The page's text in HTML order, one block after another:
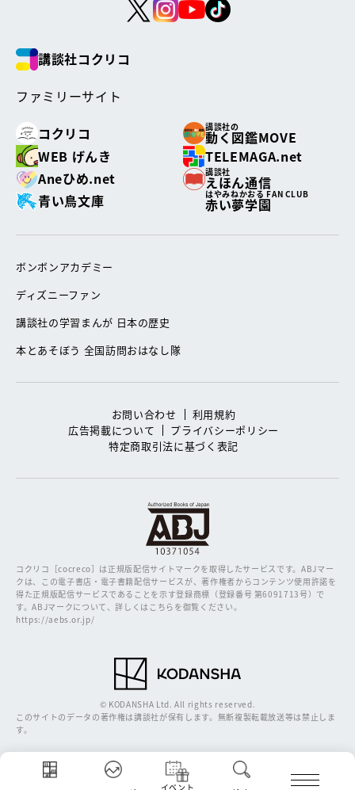
イベント
講談社コクリコ
ファミリーサイト
コクリコ
講談社の
動く図鑑MOVE
WEB げんき
TELEMAGA.net
Aneひめ.net
講談社
えほん通信
青い鳥文庫
はやみねかおる FAN CLUB
赤い夢学園
ボンボンアカデミー
ディズニーファン
講談社の学習まんが 日本の歴史
本とあそぼう 全国訪問おはなし隊
お問い合わせ
利用規約
広告掲載について
プライバシーポリシー
特定商取引法に基づく表記
コクリコ［cocreco］は正規版配信サイトマークを取得したサービスです。ABJマー
クは、この電子書店・電子書籍配信サービスが、著作権者からコンテンツ使用許諾を
得た正規版配信サービスであることを示す登録商標（登録番号 第6091713号）で
す。ABJマークについて、詳しくはこちらを御覧ください。
https://aebs.or.jp/
© KODANSHA Ltd. All rights reserved.
このサイトのデータの著作権は講談社が保有します。無断複製転載放送等は禁止しま
す。